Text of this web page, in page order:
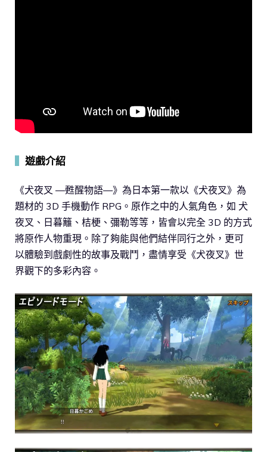
遊戲介紹
《犬夜叉 —甦醒物語—》為日本第一款以《犬夜叉》為
題材的 3D 手機動作 RPG。原作之中的人氣角色，如 犬
夜叉、日暮籬、桔梗、彌勒等等，皆會以完全 3D 的方式
將原作人物重現。除了夠能與他們結伴同行之外，更可
以體驗到戲劇性的故事及戰鬥，盡情享受《犬夜叉》世
界觀下的多彩內容。